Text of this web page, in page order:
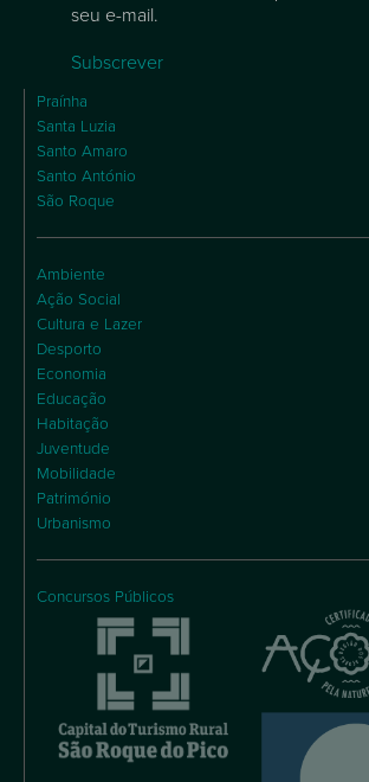
seu e-mail.
Subscrever
Praínha
Santa Luzia
Santo Amaro
Santo António
São Roque
Ambiente
Ação Social
Cultura e Lazer
Desporto
Economia
Educação
Habitação
Juventude
Mobilidade
Património
Urbanismo
Concursos Públicos